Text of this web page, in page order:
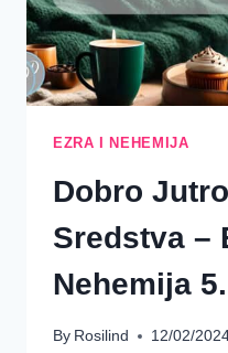
EZRA I NEHEMIJA
Dobro
Sredstva –
Nehemija
By Rosilind 12/02/